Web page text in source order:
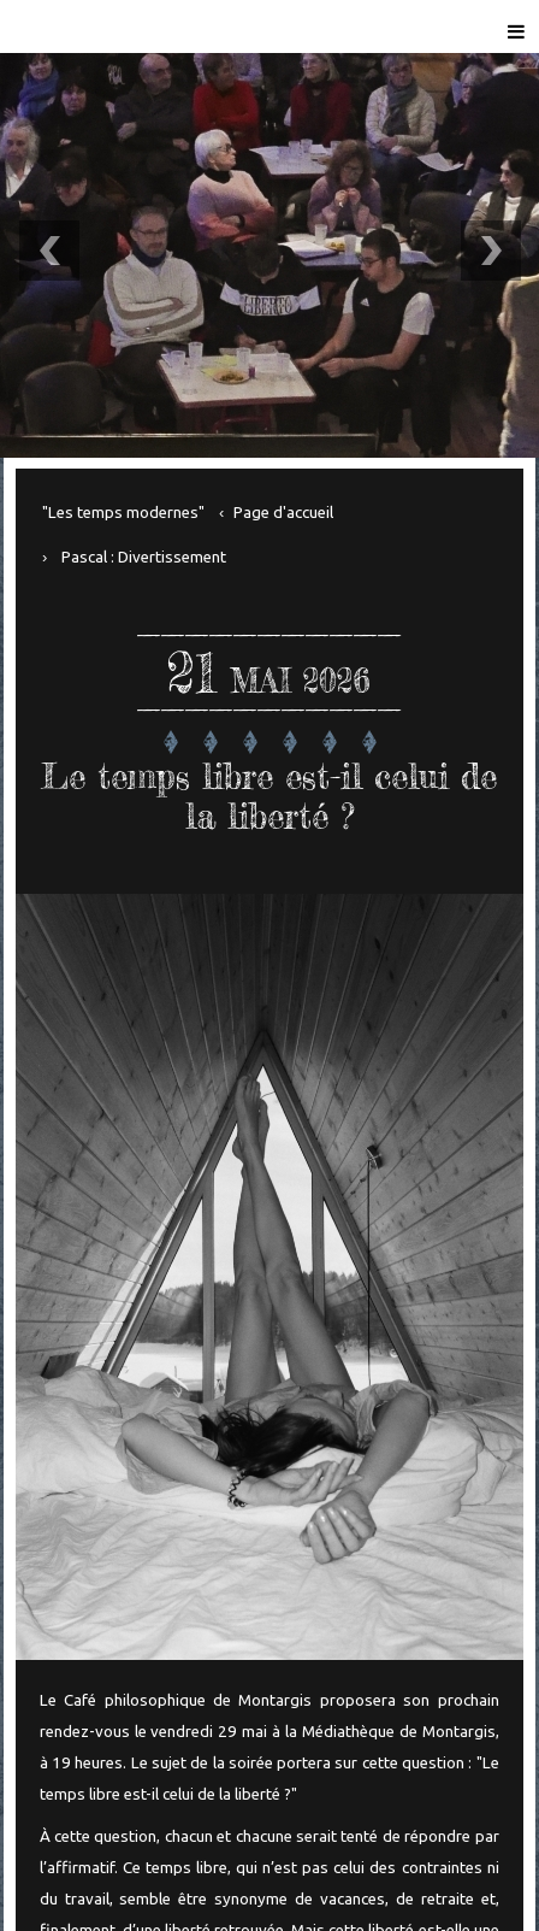
"Les temps modernes" Page d'accueil
Pascal : Divertissement
21 MAI 2026
Le temps libre est-il celui de
la liberté ?
Le Café philosophique de Montargis proposera son prochain
rendez-vous le vendredi 29 mai à la Médiathèque de Montargis,
à 19 heures. Le sujet de la soirée portera sur cette question : "Le
temps libre est-il celui de la liberté ?"
À cette question, chacun et chacune serait tenté de répondre par
l’affirmatif. Ce temps libre, qui n’est pas celui des contraintes ni
du travail, semble être synonyme de vacances, de retraite et,